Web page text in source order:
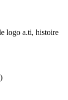
logo a.ti, histoire